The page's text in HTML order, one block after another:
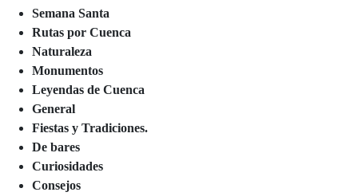
Semana Santa
Rutas por Cuenca
Naturaleza
Monumentos
Leyendas de Cuenca
General
Fiestas y Tradiciones.
De bares
Curiosidades
Consejos